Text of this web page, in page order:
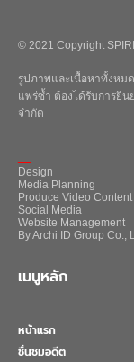
© 2021 Copyright
รูปภาพและเนื้อหาทั้งหม
แพร่ซ้ำ ต้องได้รับการยิ
จำกัด
Design
Media Planning
Produce Video Content
Social Media
Website Management
By Archi ID Group Co.,
เมนูหลัก
หน้าแรก
ชื่นชมอดีต